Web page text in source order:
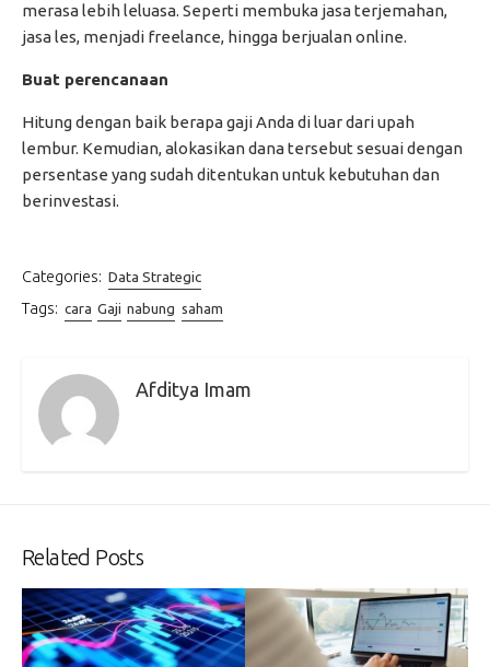
merasa lebih leluasa. Seperti membuka jasa terjemahan,
jasa les, menjadi freelance, hingga berjualan online.
Buat perencanaan
Hitung dengan baik berapa gaji Anda di luar dari upah
lembur. Kemudian, alokasikan dana tersebut sesuai dengan
persentase yang sudah ditentukan untuk kebutuhan dan
berinvestasi.
Categories: Data Strategic
Tags: cara Gaji nabung saham
Afditya Imam
Related Posts